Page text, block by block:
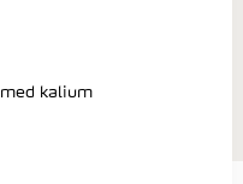
kalium